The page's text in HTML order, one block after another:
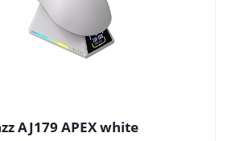
AJ179 APEX white